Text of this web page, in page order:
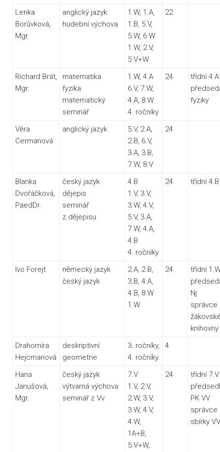
Lenka
Borůvková,
Mgr.
anglický jazyk
hudební výchova
1.W, 1.A,
1.B, 5.V,
5.W, 6.W
1.W, 2.V,
5.V+W
22
Richard Brát,
Mgr.
matematika
fyzika
matematický
seminář
1.W, 4.A
6.V, 7.W,
4.A, 8.W
4. ročníky
24
třídní 4.A
fyziky
Věra
Cermanová
anglický jazyk
5.V, 2.A,
2.B, 6.V,
3.A, 3.B,
7.W, 8.V
24
Blanka
Dvořáčková,
PaedDr.
český jazyk
dějepis
seminář
z dějepisu
4.B
1.V, 3.V,
3.W, 4.V,
5.V, 3.A,
7.W, 4.A,
4.B
4. ročníky
24 třídní 4.B
Ivo Forejt
německý jazyk
český jazyk
2.A, 2.B,
3.B, 4.A,
4.B, 8.W
1.W
24
třídní
Nj
správce
knihovny
Drahomíra
Hejcmanová
deskriptivní
geometrie
3. ročníky,
4. ročníky
4
Hana
Janušová,
Mgr.
český jazyk
výtvarná výchova
seminář z Vv
7.V
1.V, 2.V,
2.W, 3.V,
3.W, 4.V,
4.W,
1A+B,
5.V+W,
24
třídní 7.V
PK VV
správce
sbírky VV